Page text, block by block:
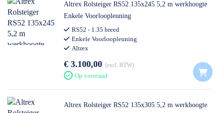
Altrex Rolsteiger RS52 135x245 5,2 m werkhoogte
Enkele Voorloopleuning
RS52 - 1.35 breed
Enkele Voorloopleuning
Altrex
€ 3.100,00 excl. BTW
Op voorraad
Altrex Rolsteiger RS52 135x305 5,2 m werkhoogte